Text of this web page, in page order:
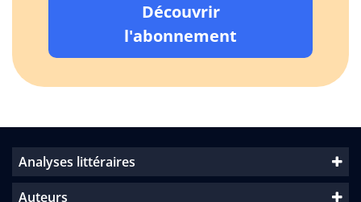
Découvrir
l'abonnement
Analyses littéraires
Auteurs